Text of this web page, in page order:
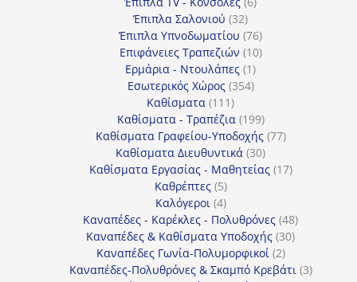
Έπιπλα Σαλονιού 3232
προϊόντα
Έπιπλα Υπνοδωματίου 7676
προϊόντα
Επιφάνειες Τραπεζιών 1010
Ερμάρια - Ντουλάπες 11
προϊόν
Εσωτερικός Χώρος 354354
Καθίσματα 111111
προϊόντα
Καθίσματα - Τραπέζια 199199
προϊόντα
Καθίσματα Γραφείου-Υποδοχής 7777
Καθίσματα Διευθυντικά 3030
προϊόντα
Καθίσματα Εργασίας - Μαθητείας 1717
Καθρέπτες 55
προϊόντα
Καλόγεροι 44
προϊόντα
Καναπέδες - Καρέκλες - Πολυθρόνες 4848
προϊόντα
Καναπέδες & Καθίσματα Υποδοχής 3030
Καναπέδες Γωνία-Πολυμορφικοί 22
προϊόντα
Καναπέδες-Πολυθρόνες & Σκαμπό Κρεβάτι 33